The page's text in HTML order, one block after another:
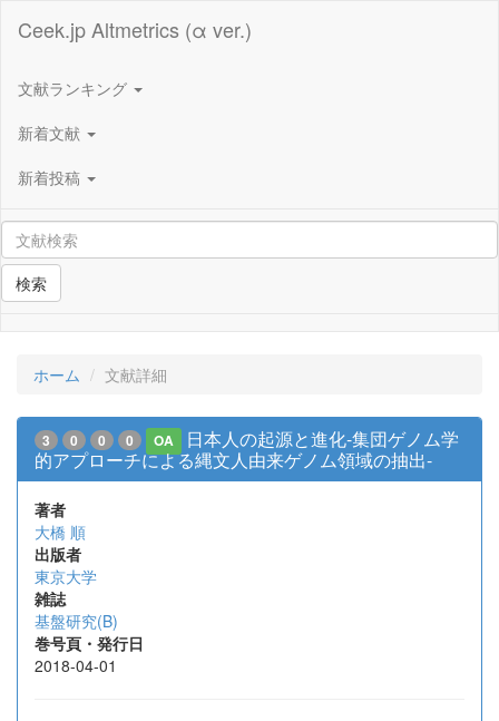
Ceek.jp Altmetrics (α ver.)
文献ランキング
新着文献
新着投稿
検索
ホーム 文献詳細
3 0 0 0 OA
日本人の起源と進化-集団ゲノム学
的アプローチによる縄文人由来ゲノム領域の抽出-
著者
大橋 順
出版者
東京大学
雑誌
基盤研究(B)
巻号頁・発行日
2018-04-01